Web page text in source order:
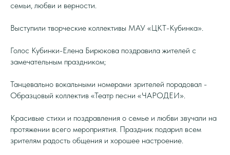
семьи, любви и верности.
Выступили творческие коллективы МАУ «ЦКТ-Кубинка».
Голос Кубинки-Елена Бирюкова поздравила жителей с
замечательным праздником;
Танцевально вокальными номерами зрителей порадовал -
Образцовый коллектив «Театр песни «ЧАРОДЕИ».
Красивые стихи и поздравления о семье и любви звучали на
протяжении всего мероприятия. Праздник подарил всем
зрителям радость общения и хорошее настроение.